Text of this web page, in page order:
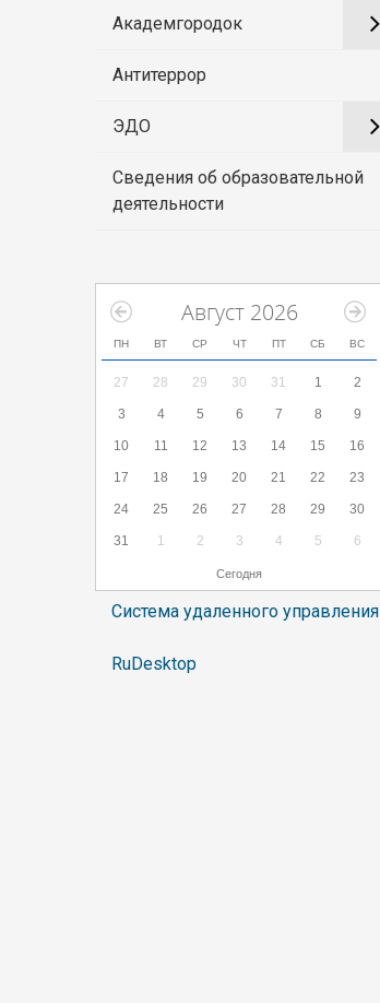
Академгородок
Антитеррор
ЭДО
Сведения об образовательной
деятельности
Август 2026
ПН ВТ СР ЧТ ПТ СБ ВС
27 28 29 30 31 1 2
3 4 5 6 7 8 9
10 11 12 13 14 15 16
17 18 19 20 21 22 23
24 25 26 27 28 29 30
31 1 2 3 4 5 6
Сегодня
Система удаленного управления
RuDesktop